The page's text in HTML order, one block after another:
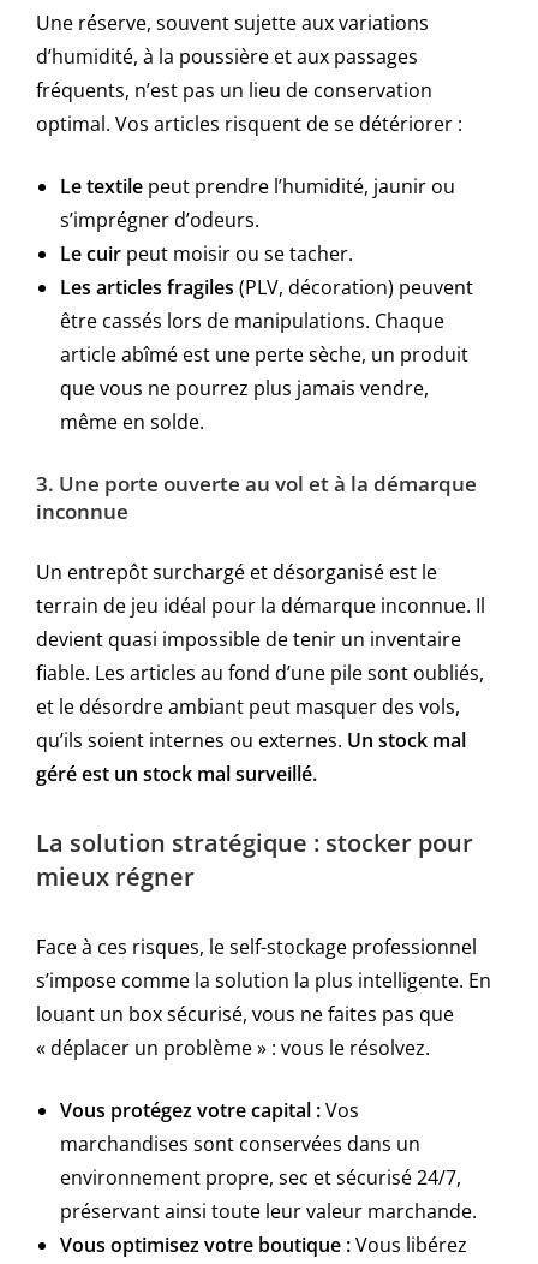
Une réserve, souvent sujette aux variations
d’humidité, à la poussière et aux passages
fréquents, n’est pas un lieu de conservation
optimal. Vos articles risquent de se détériorer :
Le textile peut prendre l’humidité, jaunir ou
s’imprégner d’odeurs.
Le cuir peut moisir ou se tacher.
Les articles fragiles (PLV, décoration) peuvent
être cassés lors de manipulations. Chaque
article abîmé est une perte sèche, un produit
que vous ne pourrez plus jamais vendre,
même en solde.
3. Une porte ouverte au vol et à la démarque
inconnue
Un entrepôt surchargé et désorganisé est le
terrain de jeu idéal pour la démarque inconnue. Il
devient quasi impossible de tenir un inventaire
fiable. Les articles au fond d’une pile sont oubliés,
et le désordre ambiant peut masquer des vols,
qu’ils soient internes ou externes. Un stock mal
géré est un stock mal surveillé.
La solution stratégique : stocker pour
mieux régner
Face à ces risques, le self-stockage professionnel
s’impose comme la solution la plus intelligente. En
louant un box sécurisé, vous ne faites pas que
« déplacer un problème » : vous le résolvez.
Vous protégez votre capital :Vos
marchandises sont conservées dans un
environnement propre, sec et sécurisé 24/7,
préservant ainsi toute leur valeur marchande.
Vous optimisez votre boutique :Vous libérez